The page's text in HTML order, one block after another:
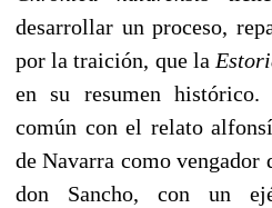
desarrollar un proceso,
por la traición, que la
en su resumen histórico.
común con el relato
de Navarra como vengador
don Sancho, con un